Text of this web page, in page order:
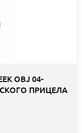
OBJ 04-
ПРИЦЕЛА